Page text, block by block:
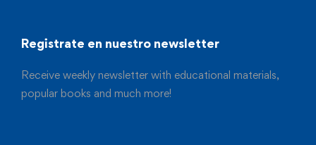
Registrate en nuestro newsletter
Receive weekly newsletter with educational materials,
popular books and much more!